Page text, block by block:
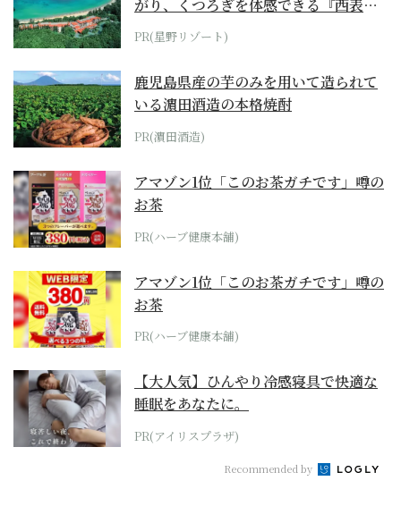
がり、くつろぎを体感できる『西表島
ホテル by...
PR(星野リゾート)
鹿児島県産の芋のみを用いて造られて
いる濵田酒造の本格焼酎
PR(濵田酒造)
アマゾン1位「このお茶ガチです」噂の
お茶
PR(ハーブ健康本舗)
アマゾン1位「このお茶ガチです」噂の
お茶
PR(ハーブ健康本舗)
【大人気】ひんやり冷感寝具で快適な
睡眠をあなたに。
PR(アイリスプラザ)
Recommended by